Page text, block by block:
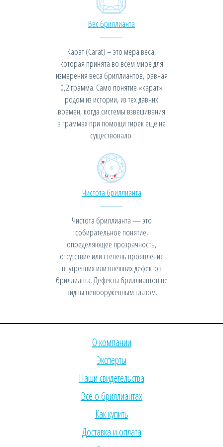
Вес бриллианта
Карат (Carat) – это мера веса,
которая принята во всем мире для
измерения веса бриллиантов, равная
0,2 грамма. Само понятие «карат»
родом из истории, из тех давних
времен, когда системы взвешивания
в граммах при помощи гирек еще не
существовало.
Чистота бриллианта
Чистота бриллианта — это
собирательное понятие,
определяющее прозрачность,
отсутствие или степень проявления
внутренних или внешних дефектов
бриллианта. Дефекты бриллиантов не
видны невооруженным глазом.
О компании
Эксперты
Наши свидетельства
Все о бриллиантах
Как купить
Доставка и оплата